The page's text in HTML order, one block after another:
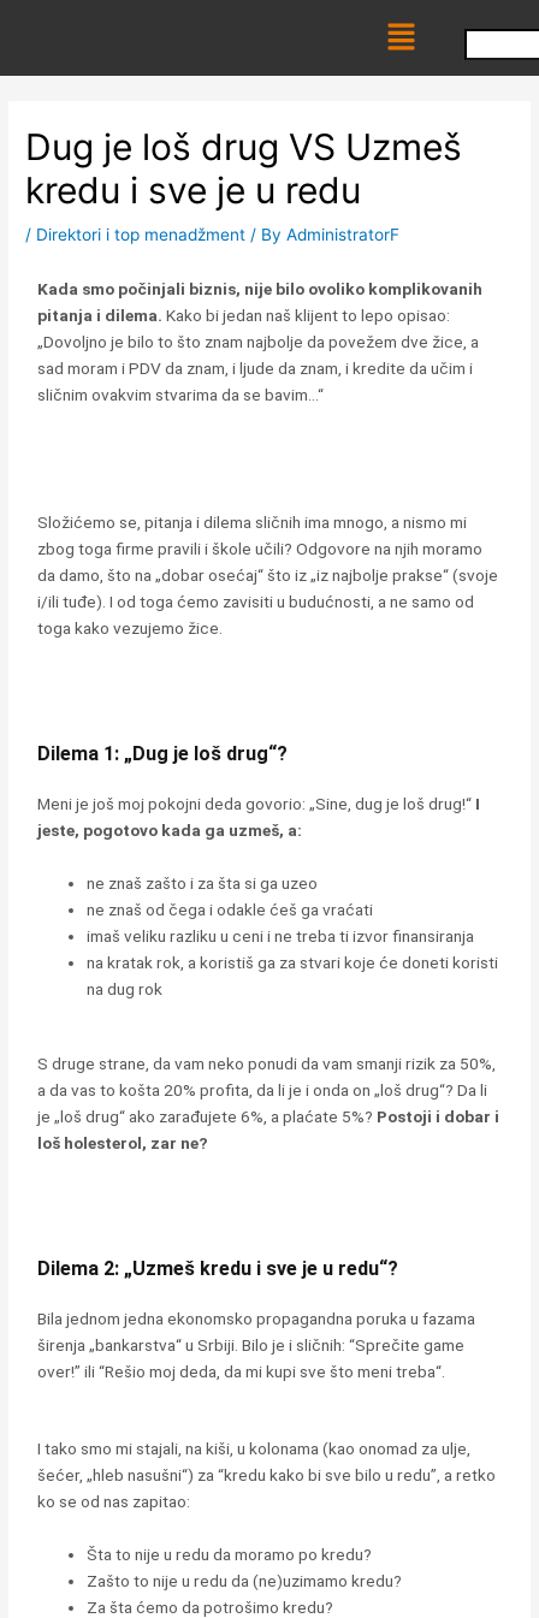
Menu
Dug je loš drug VS Uzmeš
kredu i sve je u redu
/ Direktori i top menadžment / ByAdministratorF
Kada smo počinjali biznis, nije bilo ovoliko komplikovanih
pitanja i dilema.Kako bi jedan naš klijent to lepo opisao:
„Dovoljno je bilo to što znam najbolje da povežem dve žice, a
sad moram i PDV da znam, i ljude da znam, i kredite da učim i
sličnim ovakvim stvarima da se bavim…“
Složićemo se, pitanja i dilema sličnih ima mnogo, a nismo mi
zbog toga firme pravili i škole učili? Odgovore na njih moramo
da damo, što na „dobar osećaj“ što iz „iz najbolje prakse“ (svoje
i/ili tuđe). I od toga ćemo zavisiti u budućnosti, a ne samo od
toga kako vezujemo žice.
Dilema 1: „Dug je loš drug“?
Meni je još moj pokojni deda govorio: „Sine, dug je loš drug!“ I
jeste, pogotovo kada ga uzmeš, a:
ne znaš zašto i za šta si ga uzeo
ne znaš od čega i odakle ćeš ga vraćati
imaš veliku razliku u ceni i ne treba ti izvor finansiranja
na kratak rok, a koristiš ga za stvari koje će doneti koristi
na dug rok
S druge strane, da vam neko ponudi da vam smanji rizik za 50%,
a da vas to košta 20% profita, da li je i onda on „loš drug“? Da li
je „loš drug“ ako zarađujete 6%, a plaćate 5%? Postoji i dobar i
loš holesterol, zar ne?
Dilema 2: „Uzmeš kredu i sve je u redu“?
Bila jednom jedna ekonomsko propagandna poruka u fazama
širenja „bankarstva“ u Srbiji. Bilo je i sličnih: “Sprečite game
over!” ili “Rešio moj deda, da mi kupi sve što meni treba“.
I tako smo mi stajali, na kiši, u kolonama (kao onomad za ulje,
šećer, „hleb nasušni“) za “kredu kako bi sve bilo u redu”, a retko
ko se od nas zapitao:
Šta to nije u redu da moramo po kredu?
Zašto to nije u redu da (ne)uzimamo kredu?
Za šta ćemo da potrošimo kredu?